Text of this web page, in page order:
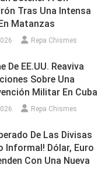
Tras Una Intensa
Matanzas
Repa Chismes
De EE.UU. Reaviva
Sobre Una
Militar En Cuba
Repa Chismes
De Las Divisas
Informal! Dólar, Euro
Con Una Nueva